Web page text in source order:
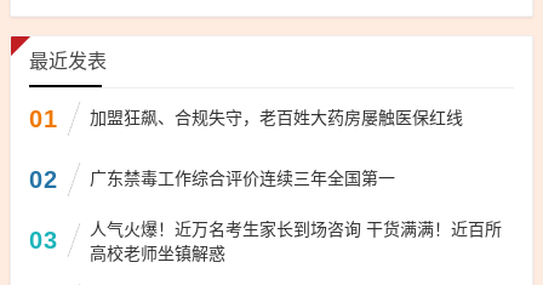
最近发表
01 加盟狂飙、合规失守，老百姓大药房屡触医保红线
02 广东禁毒工作综合评价连续三年全国第一
03
人气火爆！近万名考生家长到场咨询 干货满满！近百所
高校老师坐镇解惑